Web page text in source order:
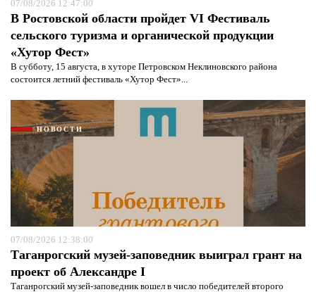
07/08/2026 12:47:00
В Ростовской области пройдет VI Фестиваль
сельского туризма и органической продукции
«Хутор Фест»
В субботу, 15 августа, в хуторе Петровском Неклиновского района
состоится летний фестиваль «Хутор Фест»...
НОВОСТИ
07/08/2026 12:38:00
Таганрогский музей-заповедник выиграл грант на
проект об Александре I
Таганрогский музей-заповедник вошел в число победителей второго